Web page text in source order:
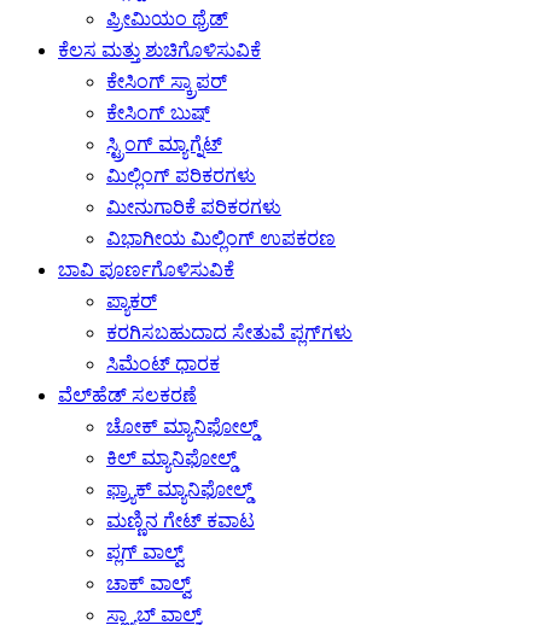
ಪ್ರೀಮಿಯಂ ಥ್ರೆಡ್
ಕೆಲಸ ಮತ್ತು ಶುಚಿಗೊಳಿಸುವಿಕೆ
ಕೇಸಿಂಗ್ ಸ್ಕ್ರಾಪರ್
ಕೇಸಿಂಗ್ ಬುಷ್
ಸ್ಟ್ರಿಂಗ್ ಮ್ಯಾಗ್ನೆಟ್
ಮಿಲ್ಲಿಂಗ್ ಪರಿಕರಗಳು
ಮೀನುಗಾರಿಕೆ ಪರಿಕರಗಳು
ವಿಭಾಗೀಯ ಮಿಲ್ಲಿಂಗ್ ಉಪಕರಣ
ಬಾವಿ ಪೂರ್ಣಗೊಳಿಸುವಿಕೆ
ಪ್ಯಾಕರ್
ಕರಗಿಸಬಹುದಾದ ಸೇತುವೆ ಪ್ಲಗ್‌ಗಳು
ಸಿಮೆಂಟ್ ಧಾರಕ
ವೆಲ್‌ಹೆಡ್ ಸಲಕರಣೆ
ಚೋಕ್ ಮ್ಯಾನಿಫೋಲ್ಡ್
ಕಿಲ್ ಮ್ಯಾನಿಫೋಲ್ಡ್
ಫ್ರ್ಯಾಕ್ ಮ್ಯಾನಿಫೋಲ್ಡ್
ಮಣ್ಣಿನ ಗೇಟ್ ಕವಾಟ
ಪ್ಲಗ್ ವಾಲ್ವ್
ಚಾಕ್ ವಾಲ್ವ್
ಸ್ಲ್ಯಾಬ್ ವಾಲ್ವ್